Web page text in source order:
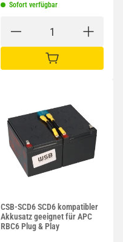
Sofort verfügbar
IN DEN WARENKORB
CSB-SCD6 SCD6 kompatibler
Akkusatz geeignet für APC
RBC6 Plug & Play